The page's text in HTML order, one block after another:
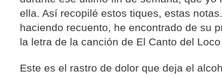
ella. Así recopilé estos tiques, estas
haciendo recuento, he encontrado de su
la letra de la canción de El Canto del
Este es el rastro de dolor que deja el